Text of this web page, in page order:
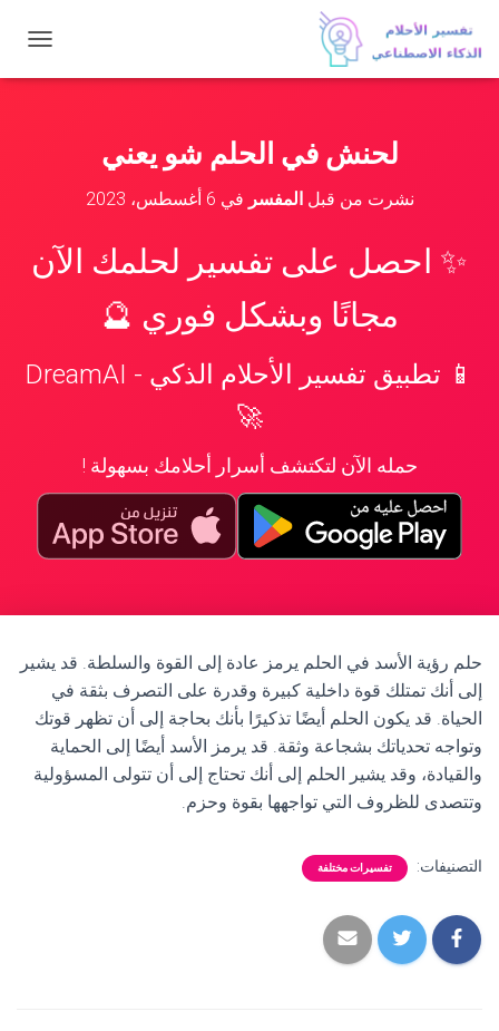
ب
ل
لحنش في الحلم شو يعني
نشرت من قبلالمفسر في 6 أغسطس، 2023
✨ احصل على تفسير لحلمك الآن
مجانًا وبشكل فوري 🔮
📱 تطبيق تفسير الأحلام الذكي - DreamAI
🚀
حمله الآن لتكتشف أسرار أحلامك بسهولة !
حلم رؤية الأسد في الحلم يرمز عادة إلى القوة والسلطة. قد يشير
إلى أنك تمتلك قوة داخلية كبيرة وقدرة على التصرف بثقة في
الحياة. قد يكون الحلم أيضًا تذكيرًا بأنك بحاجة إلى أن تظهر قوتك
وتواجه تحدياتك بشجاعة وثقة. قد يرمز الأسد أيضًا إلى الحماية
والقيادة، وقد يشير الحلم إلى أنك تحتاج إلى أن تتولى المسؤولية
وتتصدى للظروف التي تواجهها بقوة وحزم.
التصنيفات: تفسيرات مختلفة